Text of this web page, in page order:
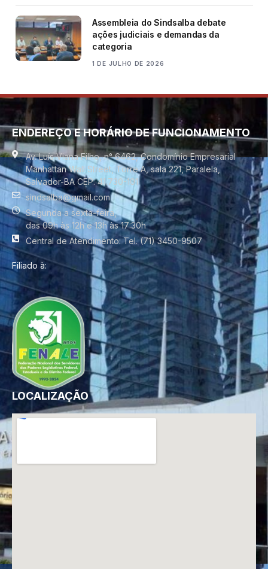
Assembleia do Sindsalba debate
ações judiciais e demandas da
categoria
1 DE JULHO DE 2026
ENDEREÇO E HORÁRIO DE FUNCIONAMENTO
Av. Luís Viana Filho, n° 6462, Condomínio Empresarial
Manhattan Wall Street, Torre A, sala 221, Paralela,
Salvador-BA CEP. 41.730-101
sindsalba@gmail.com
Segunda a sexta-feira,
das 09h às 12h e 13h às 17:30h
Central de Atendimento: Tel. (71) 3450-9507
Filiado à:
LOCALIZAÇÃO